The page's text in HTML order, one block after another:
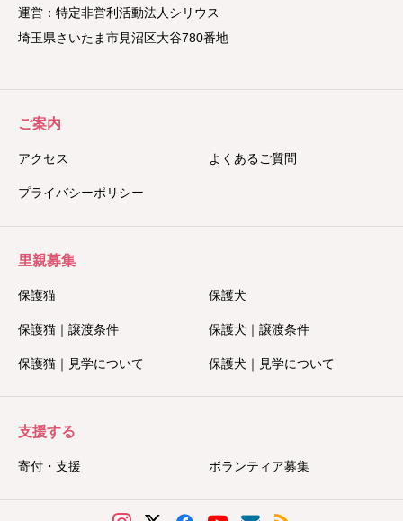
運営：特定非営利活動法人シリウス
埼玉県さいたま市見沼区大谷780番地
ご案内
アクセス よくあるご質問
プライバシーポリシー
里親募集
保護猫 保護犬
保護猫｜譲渡条件 保護犬｜譲渡条件
保護猫｜見学について 保護犬｜見学について
支援する
寄付・支援 ボランティア募集